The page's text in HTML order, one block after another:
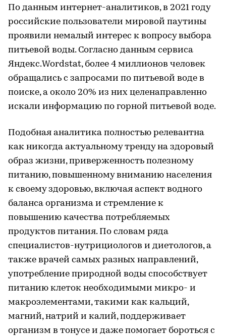
По данным интернет-аналитиков, в 2021 году
российские пользователи мировой паутины
проявили немалый интерес к вопросу выбора
питьевой воды. Согласно данным сервиса
Яндекс.Wordstat, более 4 миллионов человек
обращались с запросами по питьевой воде в
поиске, а около 20% из них целенаправленно
искали информацию по горной питьевой воде.
Подобная аналитика полностью релевантна
как никогда актуальному тренду на здоровый
образ жизни, приверженность полезному
питанию, повышенному вниманию населения
к своему здоровью, включая аспект водного
баланса организма и стремление к
повышению качества потребляемых
продуктов питания. По словам ряда
специалистов-нутрициологов и диетологов, а
также врачей самых разных направлений,
употребление природной воды способствует
питанию клеток необходимыми микро- и
макроэлементами, такими как кальций,
магний, натрий и калий, поддерживает
организм в тонусе и даже помогает бороться с